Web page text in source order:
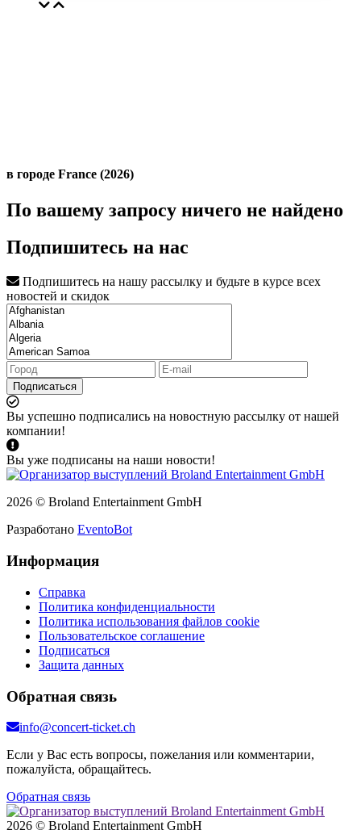
в городе France (2026)
По вашему запросу ничего не найдено
Подпишитесь на нас
Подпишитесь на нашу рассылку и будьте в курсе всех
новостей и скидок
Подписаться
Вы успешно подписались на новостную рассылку от нашей
компании!
Вы уже подписаны на наши новости!
2026 © Broland Entertainment GmbH
Разработано EventoBot
Информация
Справка
Политика конфиденциальности
Политика использования файлов cookie
Пользовательское соглашение
Подписаться
Защита данных
Обратная связь
info@concert-ticket.ch
Если у Вас есть вопросы, пожелания или комментарии,
пожалуйста, обращайтесь.
Обратная связь
2026 © Broland Entertainment GmbH